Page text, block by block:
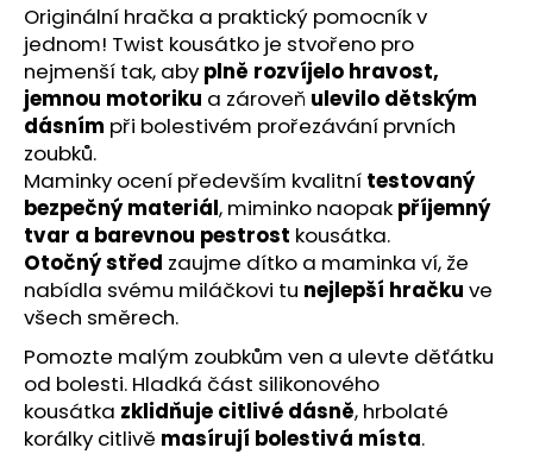
Originální hračka a praktický pomocník v
jednom! Twist kousátko je stvořeno pro
nejmenší tak, aby plně rozvíjelo hravost,
jemnou motoriku a zároveň ulevilo dětským
dásním při bolestivém prořezávání prvních
zoubků.
Maminky ocení především kvalitní testovaný
bezpečný materiál, miminko naopak příjemný
tvar a barevnou pestrost kousátka.
Otočný střed zaujme dítko a maminka ví, že
nabídla svému miláčkovi tu nejlepší hračku ve
všech směrech.
Pomozte malým zoubkům ven a ulevte děťátku
od bolesti. Hladká část silikonového
kousátka zklidňuje citlivé dásně, hrbolaté
korálky citlivě masírují bolestivá místa.
D
o
p
o
r
u
č
u
j
e
m
e